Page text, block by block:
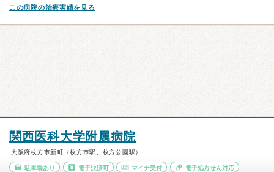
この病院の治療実績を見る
関西医科大学附属病院
大阪府枚方市新町（枚方市駅、枚方公園駅）
駐車場あり 電子決済可 マイナ受付 電子処方せん対応